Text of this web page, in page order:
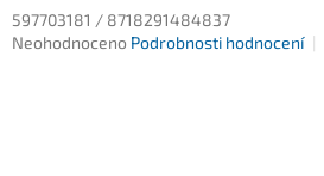
597703181 / 8718291484837
Průměrné
Neohodnoceno Podrobnosti hodnocení